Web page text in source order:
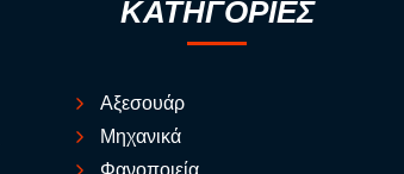
ΚΑΤΗΓΟΡΙΕΣ
Αξεσουάρ
Μηχανικά